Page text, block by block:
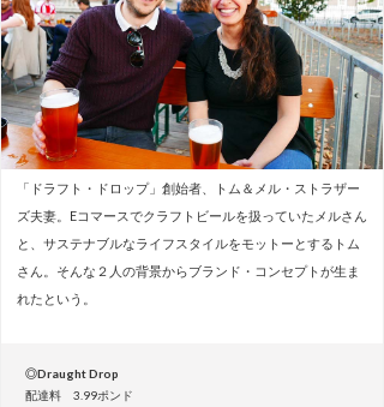
「ドラフト・ドロップ」創始者、トム＆メル・ストラザー
ズ夫妻。Eコマースでクラフトビールを扱っていたメルさん
と、サステナブルなライフスタイルをモットーとするトム
さん。そんな２人の背景からブランド・コンセプトが生ま
れたという。
◎Draught Drop
配達料 3.99ポンド